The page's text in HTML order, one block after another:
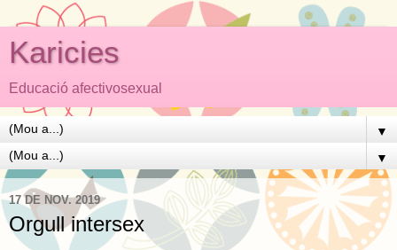
Karicies
Educació afectivosexual
▼
▼
17 DE NOV. 2019
Orgull intersex